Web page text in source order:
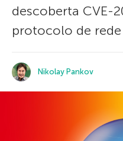
descoberta CVE-
protocolo de rede
Nikolay Pankov